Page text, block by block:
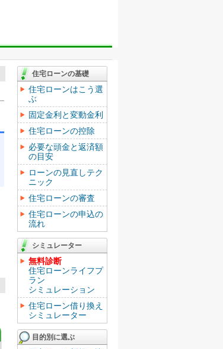
住宅ローンの基礎
住宅ローンはこう選
ぶ
固定金利と変動金利
住宅ローンの控除
必要な頭金と返済額
の目安
ローンの見直しテク
ニック
住宅ローンの審査
住宅ローンの申込の
流れ
シミュレーター
無料診断
住宅ローンライフプ
ラン
シミュレーション
住宅ローン借り換え
シミュレーター
目的別に選ぶ